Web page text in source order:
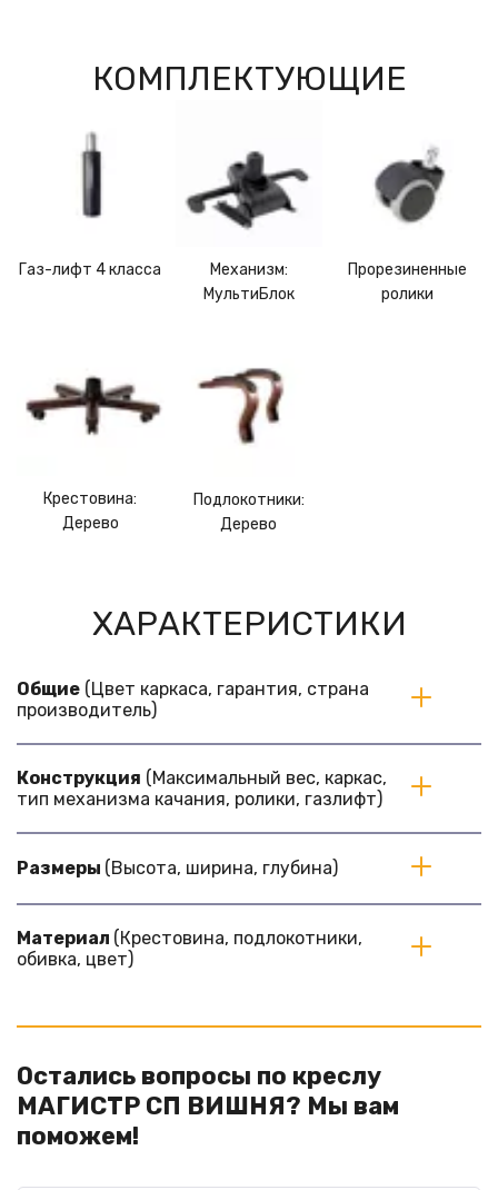
КОМПЛЕКТУЮЩИЕ
Газ-лифт 4 класса
Механизм:
МультиБлок
Прорезиненные
ролики
Крестовина:
Дерево
Подлокотники:
Дерево
ХАРАКТЕРИСТИКИ
Общие (Цвет каркаса, гарантия, страна
производитель)
Конструкция (Максимальный вес, каркас,
тип механизма качания, ролики, газлифт)
Размеры (Высота, ширина, глубина)
Материал (Крестовина, подлокотники,
обивка, цвет)
Остались вопросы по креслу
МАГИСТР СП ВИШНЯ? Мы вам
поможем!